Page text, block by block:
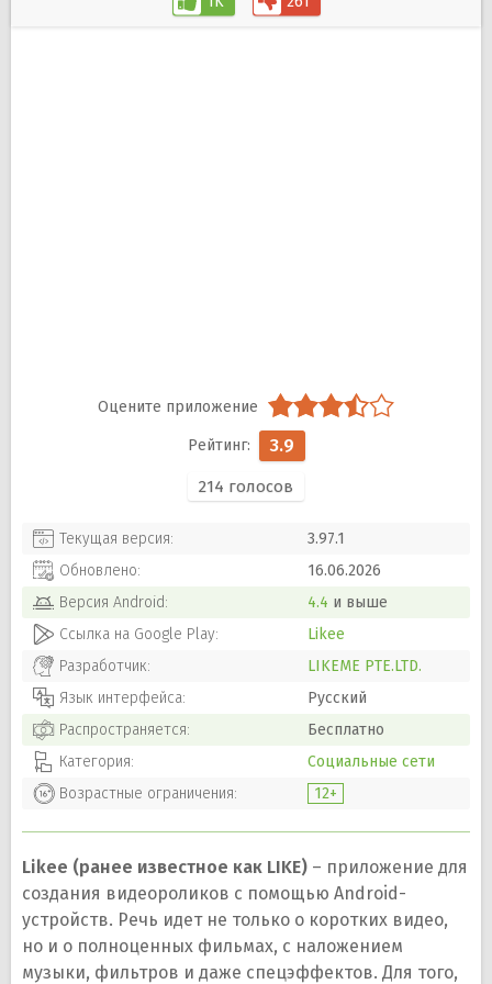
3.9
214 голосов
Текущая версия:
3.97.1
Обновлено:
16.06.2026
Версия Android: 4.4 и выше
Ссылка на Google Play:
Likee
Разработчик:
LIKEME PTE.LTD.
Язык интерфейса:
Русский
Распространяется:
Бесплатно
Категория:
Социальные сети
Возрастные ограничения:
12+
Likee (ранее известное как LIKE) – приложение для
создания видеороликов с помощью Android-
устройств. Речь идет не только о коротких видео,
но и о полноценных фильмах, с наложением
музыки, фильтров и даже спецэффектов. Для того,